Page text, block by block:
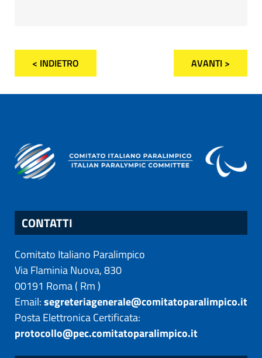
< INDIETRO AVANTI >
CONTATTI
Comitato Italiano Paralimpico
Via Flaminia Nuova, 830
00191 Roma( Rm)
Email:segreteriagenerale@comitatoparalimpico.it
Posta Elettronica Certificata:
protocollo@pec.comitatoparalimpico.it